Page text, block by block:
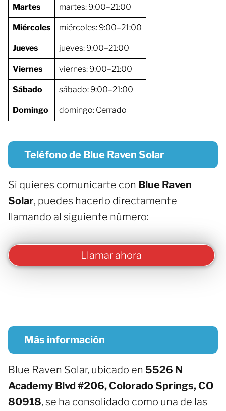
Martes martes: 9:00–21:00
Miércoles miércoles: 9:00–21:00
Jueves jueves: 9:00–21:00
Viernes viernes: 9:00–21:00
Sábado sábado: 9:00–21:00
Domingo domingo: Cerrado
Teléfono de Blue Raven Solar
Si quieres comunicarte con Blue Raven
Solar, puedes hacerlo directamente
llamando al siguiente número:
Llamar ahora
Más información
Blue Raven Solar, ubicado en 5526 N
Academy Blvd #206, Colorado Springs, CO
80918, se ha consolidado como una de las